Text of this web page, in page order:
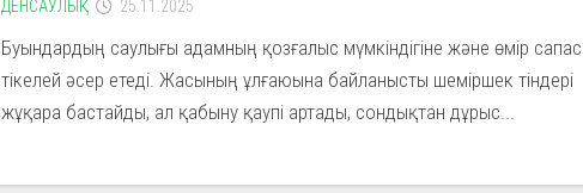
ДЕНСАУЛЫҚ 25.11.2025
Буындардың саулығы адамның қозғалыс мүмкіндігіне және өмір
тікелей әсер етеді. Жасының ұлғаюына байланысты шеміршек тіндері
жұқара бастайды, ал қабыну қаупі артады, сондықтан дұрыс...